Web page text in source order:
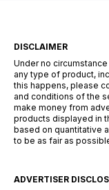
DISCLAIMER
Under no
any type of product,
this happens, please
and conditions of the
make money from
products displayed in
based on quantitative
to be as fair as
ADVERTISER